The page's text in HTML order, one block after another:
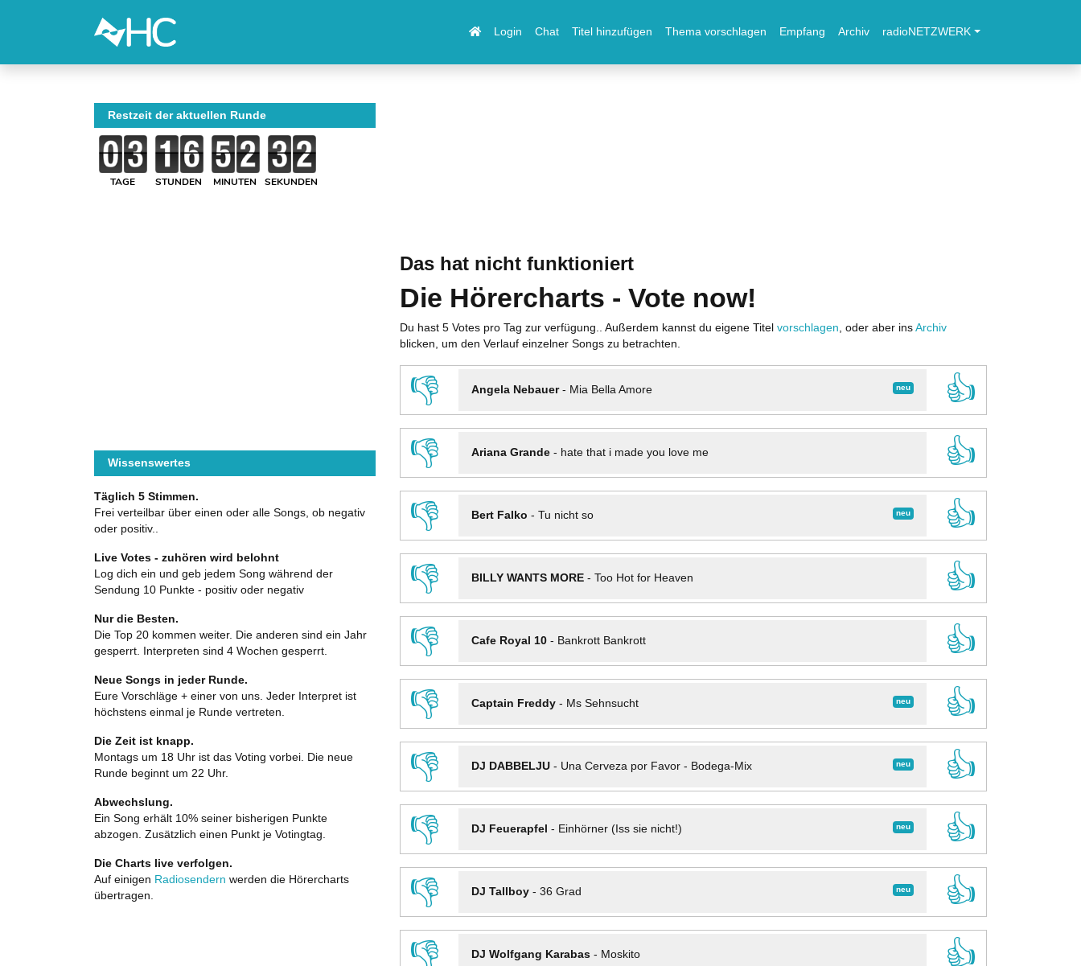
Login Chat Titel hinzufügen Thema vorschlagen Empfang Archiv radioNETZWERK
Das hat nicht funktioniert
Die Hörercharts - Vote now!
Du hast 5 Votes pro Tag zur verfügung.. Außerdem kannst du eigene Titel vorschlagen , oder aber ins Archiv
blicken, um den Verlauf einzelner Songs zu betrachten.
👎 neu
Angela Nebauer- Mia Bella Amore
👍
👎
Ariana Grande- hate that i made you love me
👍
👎
neu
Bert Falko - Tu nicht so
👍
👎
BILLY WANTS MORE- Too Hot for Heaven
👍
👎
Cafe Royal 10- Bankrott Bankrott
👍
👎
neu
Captain Freddy- Ms Sehnsucht
👍
👎
neu
DJ DABBELJU- Una Cerveza por Favor - Bodega-Mix
👍
👎
neu
DJ Feuerapfel - Einhörner (Iss sie nicht!)
👍
👎
neu
DJ Tallboy- 36 Grad
👍
👎
DJ Wolfgang Karabas- Moskito
👍
Restzeit der aktuellen Runde
TAGE STUNDEN MINUTEN SEKUNDEN
Wissenswertes
Täglich 5 Stimmen.
Frei verteilbar über einen oder alle Songs, ob negativ
oder positiv..
Live Votes - zuhören wird belohnt
Log dich ein und geb jedem Song während der
Sendung 10 Punkte - positiv oder negativ
Nur die Besten.
Die Top 20 kommen weiter. Die anderen sind ein Jahr
gesperrt. Interpreten sind 4 Wochen gesperrt.
Neue Songs in jeder Runde.
Eure Vorschläge + einer von uns. Jeder Interpret ist
höchstens einmal je Runde vertreten.
Die Zeit ist knapp.
Montags um 18 Uhr ist das Voting vorbei. Die neue
Runde beginnt um 22 Uhr.
Abwechslung.
Ein Song erhält 10% seiner bisherigen Punkte
abzogen. Zusätzlich einen Punkt je Votingtag.
Die Charts live verfolgen.
Auf einigen Radiosendern werden die Hörercharts
übertragen.